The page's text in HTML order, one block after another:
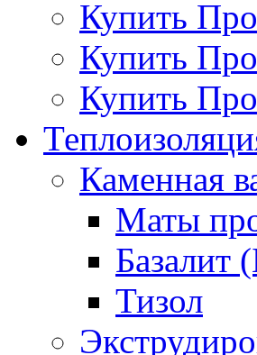
Купить
Купить
Купить
Каменная
Маты
Базалит
Тизол